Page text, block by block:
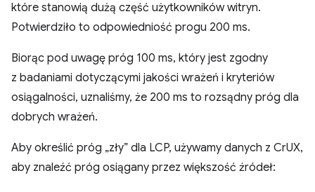
które stanowią dużą część użytkowników witryn.
Potwierdziło to odpowiedniość progu 200 ms.
Biorąc pod uwagę próg 100 ms, który jest zgodny
z badaniami dotyczącymi jakości wrażeń i kryteriów
osiągalności, uznaliśmy, że 200 ms to rozsądny próg dla
dobrych wrażeń.
Aby określić próg „zły” dla LCP, używamy danych z CrUX,
aby znaleźć próg osiągany przez większość źródeł: